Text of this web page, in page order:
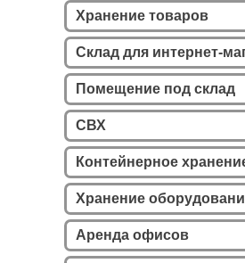
Хранение товаров
Склад для интернет-
Помещение под склад
СВХ
Контейнерное
Хранение
Аренда офисов